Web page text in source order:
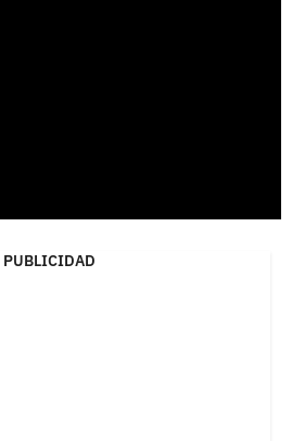
PUBLICIDAD